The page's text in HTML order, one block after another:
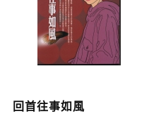
回首往事如風